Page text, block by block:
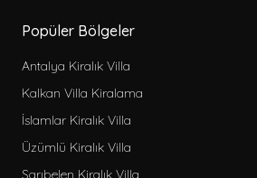
Popüler Bölgeler
Antalya Kiralık Villa
Kalkan Villa Kiralama
İslamlar Kiralık Villa
Üzümlü Kiralık Villa
Sarıbelen Kiralık Villa